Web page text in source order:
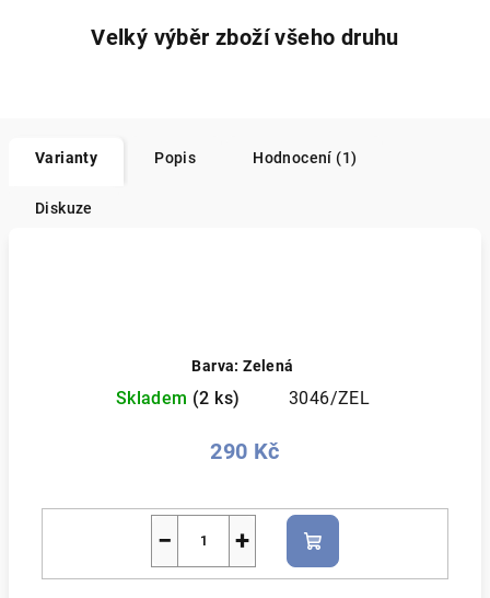
Velký výběr zboží všeho druhu
Varianty Popis Hodnocení (1)
Diskuze
Barva: Zelená
Skladem (2 ks) 3046/ZEL
290 Kč
+
−
Do
košíku